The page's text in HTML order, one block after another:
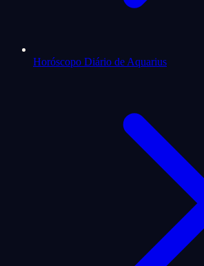
Horóscopo Diário de Aquarius